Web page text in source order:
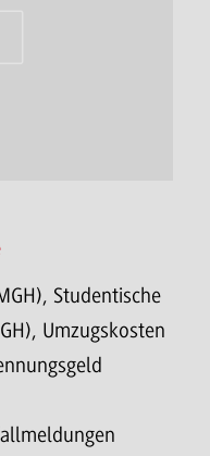
Studentische
Umzugskosten